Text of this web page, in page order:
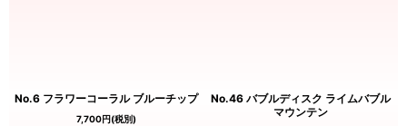
No.6 フラワーコーラル ブルーチップ
7,700円(税別)
No.46 バブルディスク ライムバブル
マウンテン